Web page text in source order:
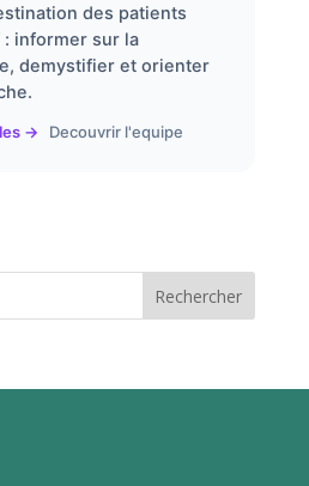
des patients
informer sur la
demystifier et orienter
→ Decouvrir l'equipe
Rechercher